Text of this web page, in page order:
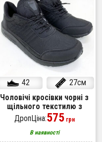
42
27см
Чоловічі кросівки чорні з
щільного текстилю з
поліуретановою підошвою
42 розмір
ДропЦіна:575грн
В наявності